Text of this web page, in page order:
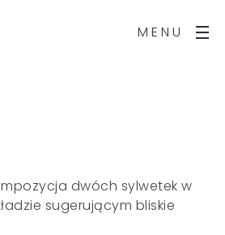
MENU
dwóch sylwetek w
sugerującym bliskie